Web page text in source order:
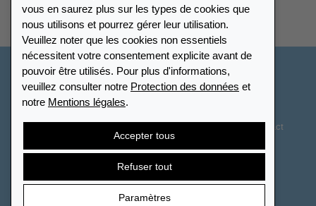
Trouver Leuchtturm
vous en saurez plus sur les types de cookies que
nous utilisons et pourrez gérer leur utilisation.
Veuillez noter que les cookies non essentiels
nécessitent votre consentement explicite avant de
pouvoir être utilisés. Pour plus d'informations,
veuillez consulter notre Protection des données et
notre Mentions légales.
Accepter tous
Refuser tout
Paramètres
France
Paramètres des cookies
Contact
Droit de rétractation Résilier le contrat
© 2026 LEUCHTTURM. Tous droits réservés.